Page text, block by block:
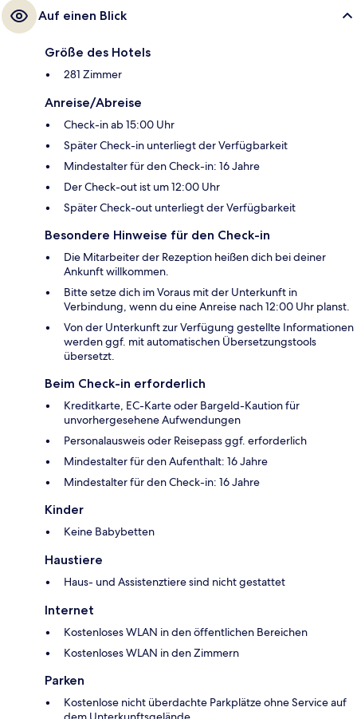
Auf einen Blick
Größe des Hotels
281 Zimmer
Anreise/Abreise
Check-in ab 15:00 Uhr
Später Check-in unterliegt der Verfügbarkeit
Mindestalter für den Check-in: 16 Jahre
Der Check-out ist um 12:00 Uhr
Später Check-out unterliegt der Verfügbarkeit
Besondere Hinweise für den Check-in
Die Mitarbeiter der Rezeption heißen dich bei deiner
Ankunft willkommen.
Bitte setze dich im Voraus mit der Unterkunft in
Verbindung, wenn du eine Anreise nach 12:00 Uhr planst.
Von der Unterkunft zur Verfügung gestellte Informationen
werden ggf. mit automatischen Übersetzungstools
übersetzt.
Beim Check-in erforderlich
Kreditkarte, EC-Karte oder Bargeld-Kaution für
unvorhergesehene Aufwendungen
Personalausweis oder Reisepass ggf. erforderlich
Mindestalter für den Aufenthalt: 16 Jahre
Mindestalter für den Check-in: 16 Jahre
Kinder
Keine Babybetten
Haustiere
Haus- und Assistenztiere sind nicht gestattet
Internet
Kostenloses WLAN in den öffentlichen Bereichen
Kostenloses WLAN in den Zimmern
Parken
Kostenlose nicht überdachte Parkplätze ohne Service auf